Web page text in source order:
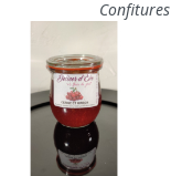
Confitures